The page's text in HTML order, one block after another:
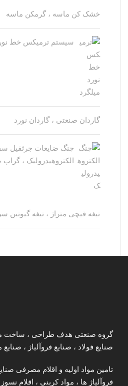
خشک کن ماسه ، گرمکن ماسه
سیستم ترمیکس خط
گاردان صنعتی ، گاردان نورد
چنگ ضایعات جرثقیل
الکتروهیدرولیک ،
تیغه قیچی متراژ ، تیغه گیوتین
گروه صنعتی هدف طراحی ، ساخت
صنایع فولاد ، صنایع فروآلیاژ ، صنایع
تامین مواد اولیه و اقلام مصرفی
فروآلیاژ ها ، مواد کربنی ، اقلام